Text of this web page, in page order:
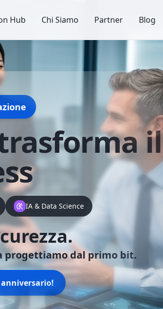
Hub Chi Siamo Partner Blog
il
IA & Data Science
progettiamo dal primo bit.